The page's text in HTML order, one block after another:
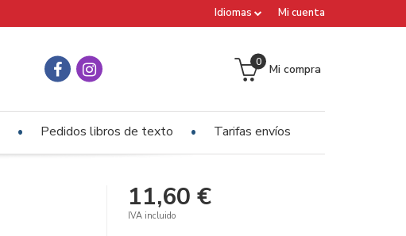
Mi cuenta
Idiomas
Mi compra
0
Pedidos libros de texto Tarifas envíos
11,60 €
IVA incluido